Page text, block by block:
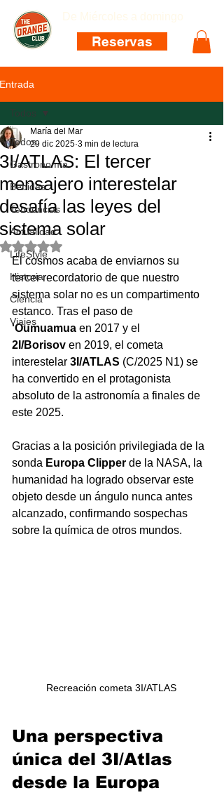
De Miércoles a domingo
Reservas
Entrada
Todos
Gastronomía
Bebidas
Tendencias
Actualidad
LifeStyle
Historia
Ciencia
Viajes
Todos
3I/ATLAS: El tercer
mensajero interestelar
desafía las leyes del
sistema solar
María del Mar
29 dic 2025 3 min de lectura
Obtuvo NaN de 5 estrellas.
El cosmos acaba de enviarnos su
tercer recordatorio de que nuestro
sistema solar no es un compartimento
estanco. Tras el paso de
'Oumuamua en 2017 y el
2I/Borisov en 2019, el cometa
interestelar 3I/ATLAS (C/2025 N1) se
ha convertido en el protagonista
absoluto de la astronomía a finales de
este 2025.
Gracias a la posición privilegiada de la
sonda Europa Clipper de la NASA, la
humanidad ha logrado observar este
objeto desde un ángulo nunca antes
alcanzado, confirmando sospechas
sobre la química de otros mundos.
Recreación cometa 3I/ATLAS
Una perspectiva
única del 3I/Atlas
desde la Europa